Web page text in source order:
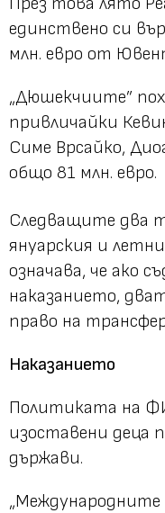
единствено си
млн. евро от
„Дюшекчиите”
привличайки
Симе Врсайко,
общо 81 млн. евро.
Следващите два
януарския и
означава, че ако
наказанието,
право на
Наказанието
Политиката на
изоставени деца
държави.